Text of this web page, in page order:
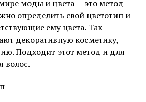
моды и цвета — это метод
определить свой цветотип и
ему цвета. Так
декоративную косметику,
Подходит этот метод и для
волос.